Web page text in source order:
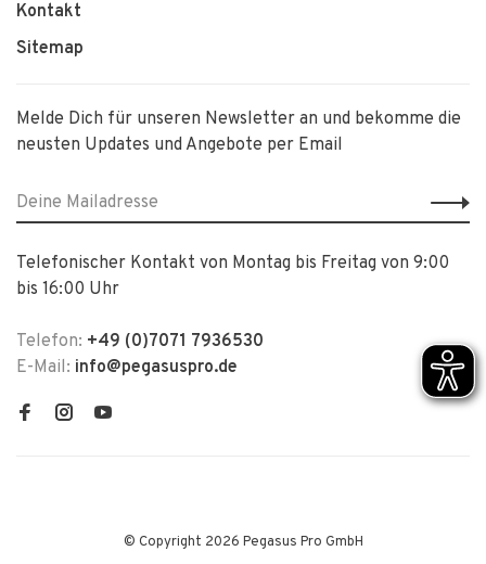
Kontakt
Sitemap
Melde Dich für unseren Newsletter an und bekomme die
neusten Updates und Angebote per Email
Telefonischer Kontakt von Montag bis Freitag von 9:00
bis 16:00 Uhr
Telefon: +49 (0)7071 7936530
E-Mail: info@pegasuspro.de
© Copyright 2026 Pegasus Pro GmbH